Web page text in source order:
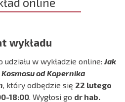
wykładu
udziału w wykładzie online:Jak
od Kopernika
, który odbędzie się 22 lutego
18:00. Wygłosi go dr hab.